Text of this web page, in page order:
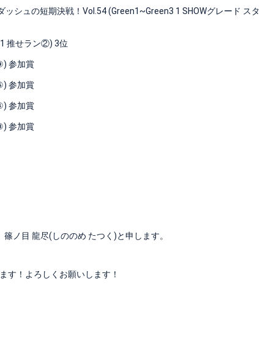
シュの短期決戦！Vol.54 (Green1~Green3 1 SHOWグレード スタ
推せラン②) 3位
参加賞
参加賞
参加賞
参加賞
ノ目 龍尽(しののめ たつく)と申します。
す！よろしくお願いします！